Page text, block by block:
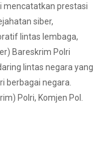
mencatatkan prestasi
siber,
lintas lembaga,
Bareskrim Polri
lintas negara yang
berbagai negara.
Polri, Komjen Pol.